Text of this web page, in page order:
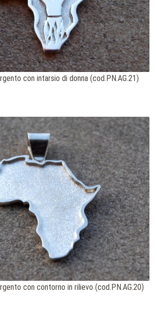
con intarsio di donna (cod.PN.AG.21)
con contorno in rilievo (cod.PN.AG.20)